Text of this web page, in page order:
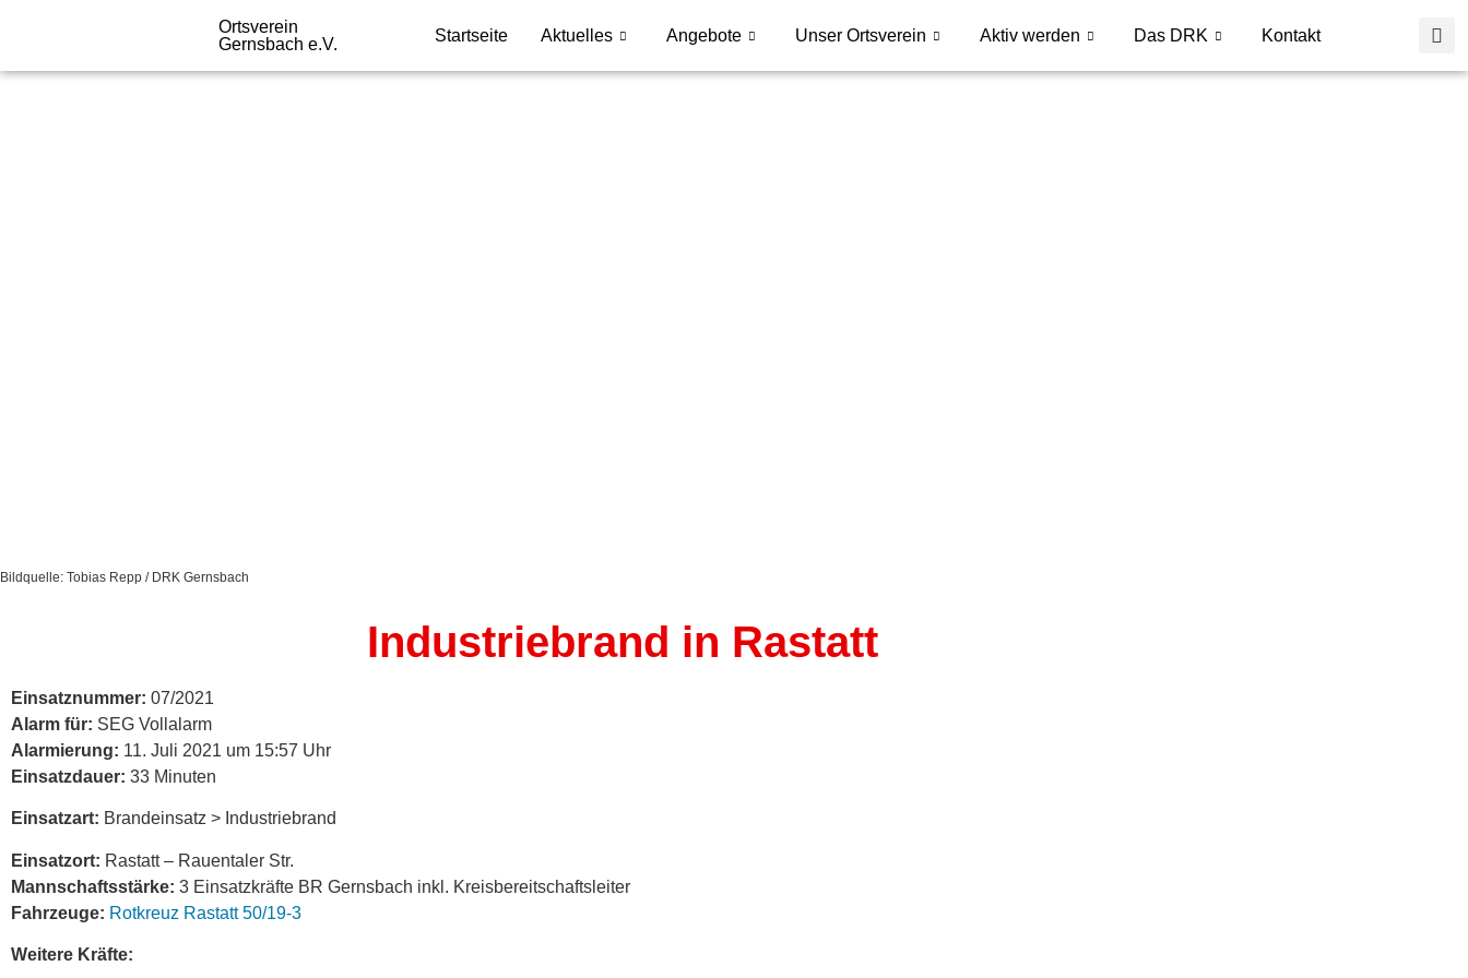
Ortsverein
Gernsbach e.V.
Startseite Aktuelles Angebote Unser Ortsverein Aktiv werden Das DRK Kontakt
Bildquelle: Tobias Repp / DRK Gernsbach
Industriebrand in Rastatt
Einsatznummer: 07/2021
Alarm für: SEG Vollalarm
Alarmierung: 11. Juli 2021 um 15:57 Uhr
Einsatzdauer: 33 Minuten
Einsatzart: Brandeinsatz > Industriebrand
Einsatzort: Rastatt – Rauentaler Str.
Mannschaftsstärke: 3 Einsatzkräfte BR Gernsbach inkl. Kreisbereitschaftsleiter
Fahrzeuge: Rotkreuz Rastatt 50/19-3
Weitere Kräfte: